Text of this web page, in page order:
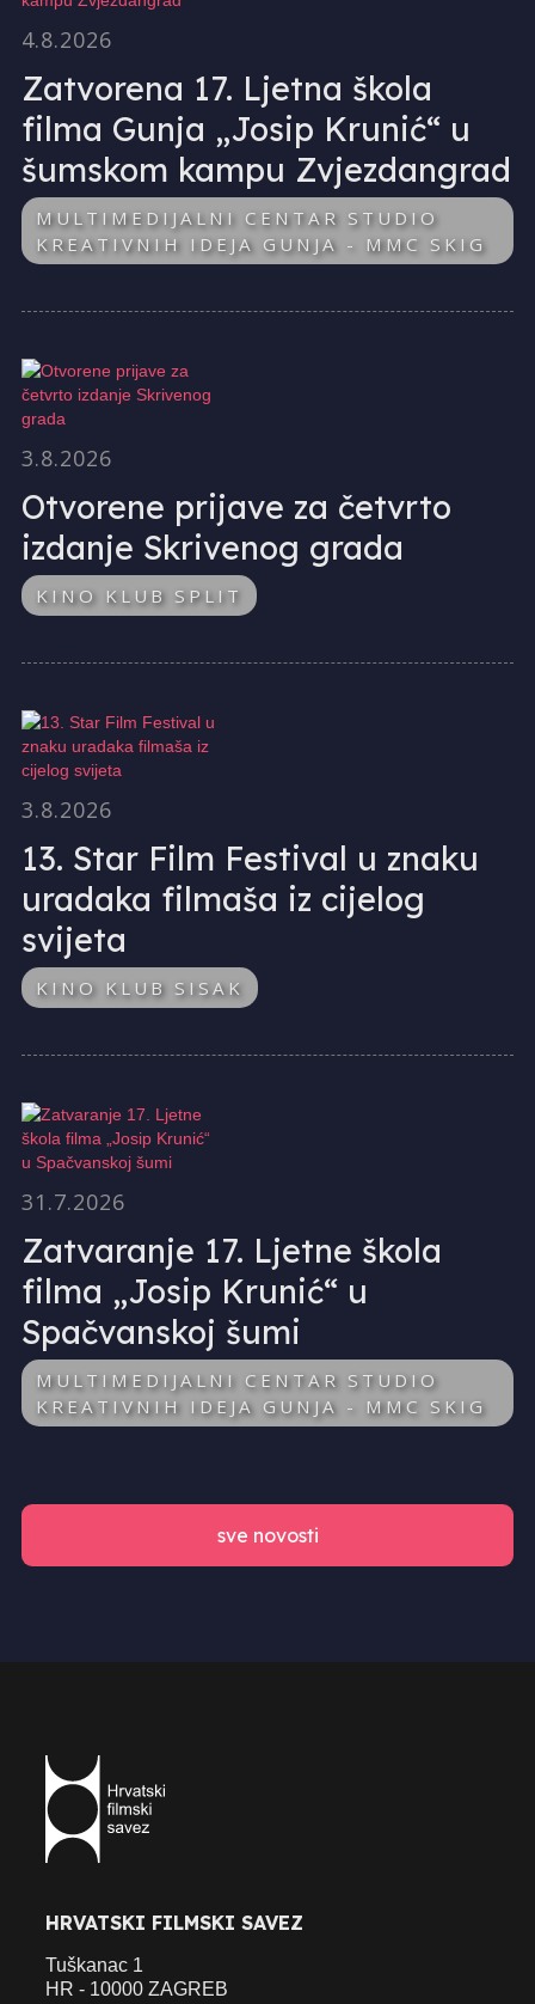
4.8.2026
Zatvorena 17. Ljetna škola
filma Gunja „Josip Krunić“ u
šumskom kampu Zvjezdangrad
MULTIMEDIJALNI CENTAR STUDIO
KREATIVNIH IDEJA GUNJA - MMC SKIG
3.8.2026
Otvorene prijave za četvrto
izdanje Skrivenog grada
KINO KLUB SPLIT
3.8.2026
13. Star Film Festival u znaku
uradaka filmaša iz cijelog
svijeta
KINO KLUB SISAK
31.7.2026
Zatvaranje 17. Ljetne škola
filma „Josip Krunić“ u
Spačvanskoj šumi
MULTIMEDIJALNI CENTAR STUDIO
KREATIVNIH IDEJA GUNJA - MMC SKIG
sve novosti
HRVATSKI FILMSKI SAVEZ
Tuškanac 1
HR - 10000 ZAGREB